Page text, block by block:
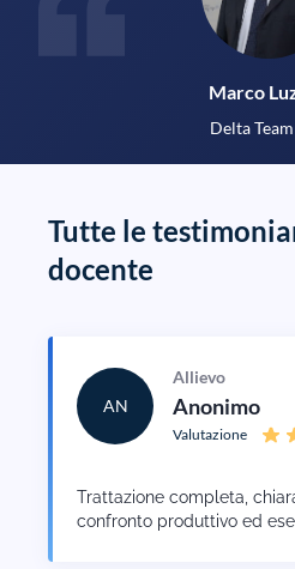
Supporto
Marco
Delta Team
Tutte le
docente
AN
Allievo
Anonimo
Valutazione
Trattazione completa,
confronto produttivo ed